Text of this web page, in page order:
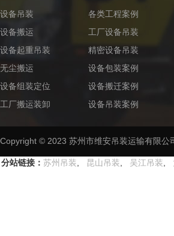
设备吊装
设备搬运
设备起重吊装
无尘搬运
设备组装定位
工厂搬运装卸
各类工程案例
工厂设备吊装
精密设备吊装
设备包装案例
设备搬迁案例
设备吊装案例
Copyright © 2023 苏州市维安吊装运输有限
分站链接： 苏州吊装, 昆山吊装, 吴江吊装,